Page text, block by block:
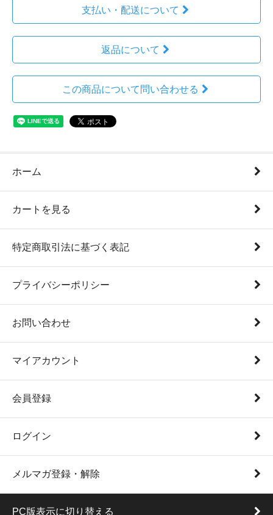
支払い・配送について
返品について
この商品について問い合わせる
ホーム
カートを見る
特定商取引法に基づく表記
プライバシーポリシー
お問い合わせ
マイアカウント
会員登録
ログイン
メルマガ登録・解除
PC版表示に切り替える